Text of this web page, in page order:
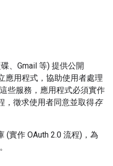
、Gmail 等) 提供公開
應用程式，協助使用者處理
些服務，應用程式必須實作
，徵求使用者同意並取得存
(實作 OAuth 2.0 流程)，為